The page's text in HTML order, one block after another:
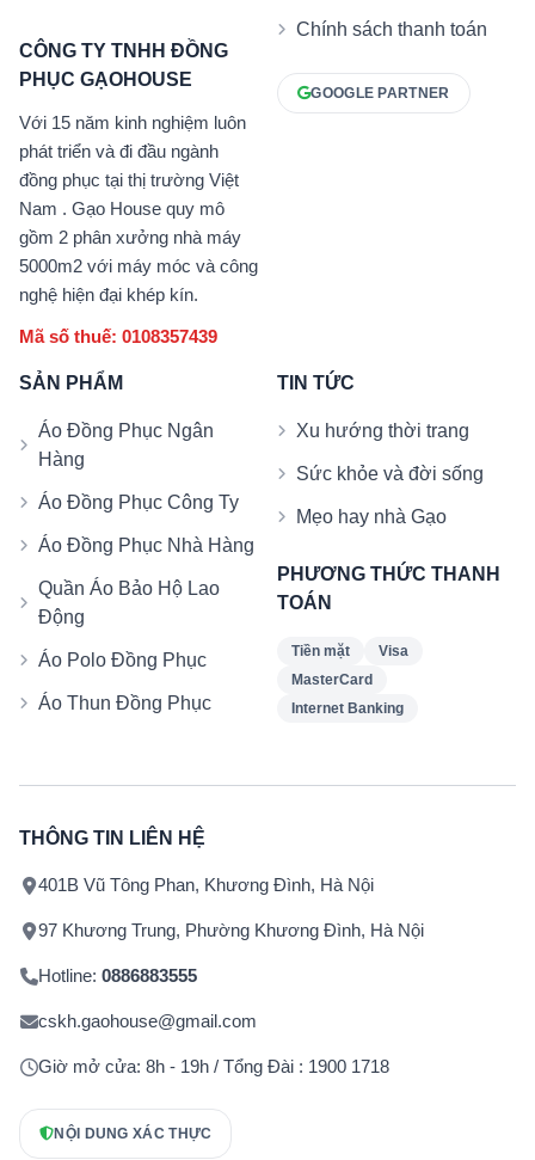
CÔNG TY TNHH ĐỒNG
PHỤC GẠOHOUSE
Với 15 năm kinh nghiệm luôn
phát triển và đi đầu ngành
đồng phục tại thị trường Việt
Nam . Gạo House quy mô
gồm 2 phân xưởng nhà máy
5000m2 với máy móc và công
nghệ hiện đại khép kín.
Mã số thuế: 0108357439
Chính sách thanh toán
GOOGLE PARTNER
SẢN PHẨM
Áo Đồng Phục Ngân
Hàng
Áo Đồng Phục Công Ty
Áo Đồng Phục Nhà Hàng
Quần Áo Bảo Hộ Lao
Động
Áo Polo Đồng Phục
Áo Thun Đồng Phục
TIN TỨC
Xu hướng thời trang
Sức khỏe và đời sống
Mẹo hay nhà Gạo
PHƯƠNG THỨC THANH
TOÁN
Tiền mặt
Visa
MasterCard
Internet Banking
THÔNG TIN LIÊN HỆ
401B Vũ Tông Phan, Khương Đình, Hà Nội
97 Khương Trung, Phường Khương Đình, Hà Nội
Hotline: 0886883555
cskh.gaohouse@gmail.com
Giờ mở cửa: 8h - 19h / Tổng Đài : 1900 1718
NỘI DUNG XÁC THỰC